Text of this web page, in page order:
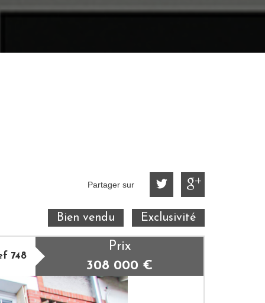
Partager sur
Bien vendu Exclusivité
748
Prix
308 000 €